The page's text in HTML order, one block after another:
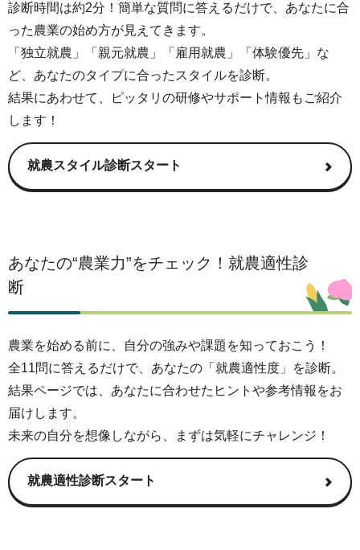
START!
や
ま
な
し
農
業
ラ
診断時間は約2分！簡単な質問に答えるだけで、あなたに合
った農業の始め方が見えてきます。
「独立就農」「親元就農」「雇用就農」「体験優先」な
ど、あなたのタイプに合ったスタイルを診断。
結果にあわせて、ピッタリの研修やサポート情報もご紹介
します！
就農スタイル診断スタート
あなたの“農業力”をチェック！就農適性診
断
農業を始める前に、自分の強みや課題を知っておこう！
全11問に答えるだけで、あなたの「就農適性度」を診断。
結果ページでは、あなたに合わせたヒントや参考情報をお
届けします。
未来の自分を想像しながら、まずは気軽にチャレンジ！
就農適性診断スタート